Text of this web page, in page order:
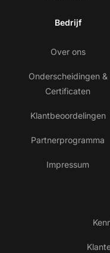
Bedrijf
Over ons
Onderscheidingen &
Certificaten
Klantbeoordelingen
Partnerprogramma
Impressum